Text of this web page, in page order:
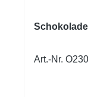
Art.-Nr. O230